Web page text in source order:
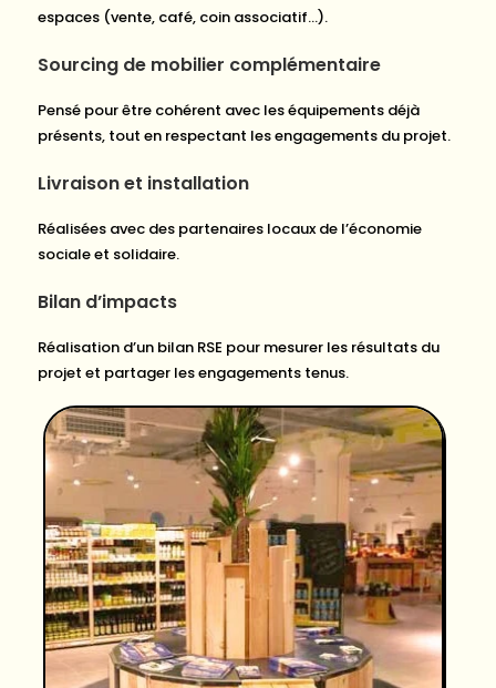
espaces (vente, café, coin associatif…).
Sourcing de mobilier complémentaire
Pensé pour être cohérent avec les équipements déjà
présents, tout en respectant les engagements du projet.
Livraison et installation
Réalisées avec des partenaires locaux de l’économie
sociale et solidaire.
Bilan d’impacts
Réalisation d’un bilan RSE pour mesurer les résultats du
projet et partager les engagements tenus.